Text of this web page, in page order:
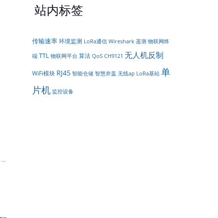
→
站内标签
传输速率环境监测 LoRa通信 Wireshark 遥测 物联网终
端 TTL 物联网平台 算法 QoS CH9121 无人机反制
WiFi模块 RJ45 智能仓储 智慧井盖 无线ap LoRa基站 单
片机 监控设备